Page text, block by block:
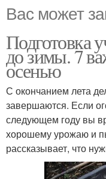
Вас может
Подготовка
до зимы. 7
осенью
С окончанием лета
завершаются. Если
следующем году вы
хорошему урожаю и
рассказывает, что